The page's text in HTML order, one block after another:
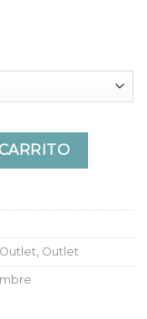
Shor Xnoir Noir
, Outlet